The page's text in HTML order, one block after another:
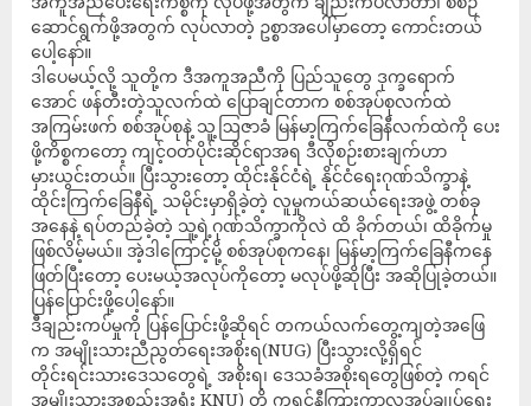
ဆောင်ရွက်ဖို့အတွက် လုပ်လာတဲ့ ဥစ္စာအပေါ်မှာတော့ ကောင်းတယ်
ပေါ့နော်။
ဒါပေမယ့်လို့ သူတို့က ဒီအကူအညီကို ပြည်သူတွေ ဒုက္ခရောက်
အောင် ဖန်တီးတဲ့သူလက်ထဲ ပြောချင်တာက စစ်အုပ်စုလက်ထဲ
အကြမ်းဖက် စစ်အုပ်စုနဲ့ သူ့ဩဇာခံ မြန်မာ့ကြက်ခြေနီလက်ထဲကို ပေး
ဖို့ကိစ္စကတော့ ကျင့်ဝတ်ပိုင်းဆိုင်ရာအရ ဒီလိုစဉ်းစားချက်ဟာ
မှားယွင်းတယ်။ ပြီးသွားတော့ ထိုင်းနိုင်ငံရဲ့ နိုင်ငံရေးဂုဏ်သိက္ခာနဲ့
ထိုင်းကြက်ခြေနီရဲ့ သမိုင်းမှာရှိခဲ့တဲ့ လူမှုကယ်ဆယ်ရေးအဖွဲ့ တစ်ခု
အနေနဲ့ ရပ်တည်ခဲ့တဲ့ သူ့ရဲ့ဂုဏ်သိက္ခာကိုလဲ ထိ ခိုက်တယ်၊ ထိခိုက်မှု
ဖြစ်လိမ့်မယ်။ အဲ့ဒါကြောင့်မို့ စစ်အုပ်စုကနေ၊ မြန်မာ့ကြက်ခြေနီကနေ
ဖြတ်ပြီးတော့ ပေးမယ့်အလုပ်ကိုတော့ မလုပ်ဖို့ဆိုပြီး အဆိုပြုခဲ့တယ်။
ပြန်ပြောင်းဖို့ပေါ့နော်။
ဒီချည်းကပ်မှုကို ပြန်ပြောင်းဖို့ဆိုရင် တကယ်လက်တွေ့ကျတဲ့အဖြေ
က အမျိုးသားညီညွတ်ရေးအစိုးရ(NUG) ပြီးသွားလို့ရှိရင်
တိုင်းရင်းသားဒေသတွေရဲ့ အစိုးရ၊ ဒေသခံအစိုးရတွေဖြစ်တဲ့ ကရင်
အမျိုးသားအစည်းအရုံး KNU) တို့ ကရင်နီကြားကာလအုပ်ချုပ်ရေး